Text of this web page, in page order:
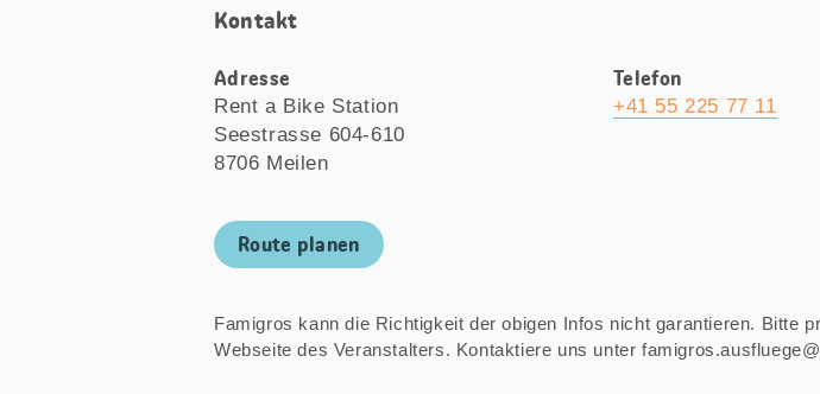
Kontakt
Adresse
Rent a Bike Station
Seestrasse 604-610
8706 Meilen
Telefon
+41 55 225 77 11
Route planen
Famigros kann die Richtigkeit der obigen Infos nicht garantieren. Bitte
Webseite des Veranstalters. Kontaktiere uns unter